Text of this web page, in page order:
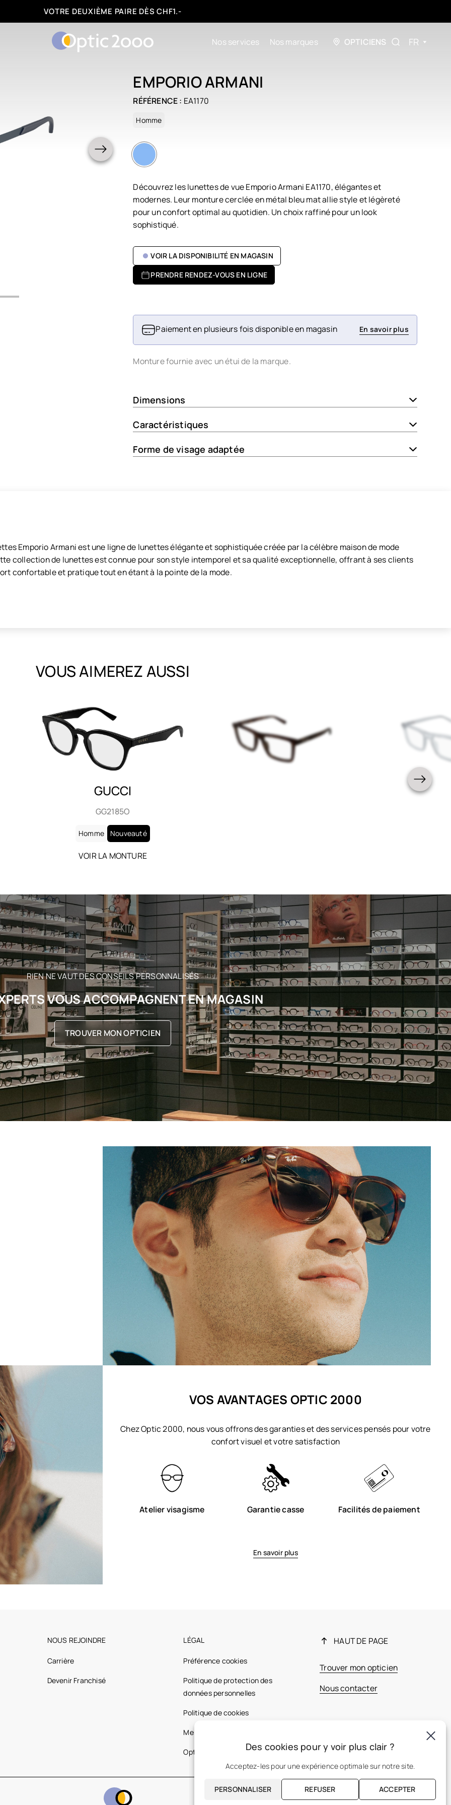
FACILITÉS DE PAIEMENT : 3, 6 OU 12 FOIS
Nos services Nos marques OPTICIENS FR
EMPORIO ARMANI
RÉFÉRENCE : EA1170
Homme
Découvrez les lunettes de vue Emporio Armani EA1170, élégantes et
modernes. Leur monture cerclée en métal bleu mat allie style et légèreté
pour un confort optimal au quotidien. Un choix raffiné pour un look
sophistiqué.
VOIR LA DISPONIBILITÉ EN MAGASIN
PRENDRE RENDEZ-VOUS EN LIGNE
Paiement en plusieurs fois disponible en magasin En savoir plus
Monture fournie avec un étui de la marque.
Dimensions
Caractéristiques
Forme de visage adaptée
Emporio Armani est une ligne de lunettes élégante et sophistiquée créée par la célèbre maison de mode
collection de lunettes est connue pour son style intemporel et sa qualité exceptionnelle, offrant à ses clients
confortable et pratique tout en étant à la pointe de la mode.
VOUS AIMEREZ AUSSI
SAINT LAURENT
SL 906
Homme Nouveauté
VOIR LA MONTURE
RIEN NE VAUT DES CONSEILS PERSONNALISÉS
VOUS ACCOMPAGNENT EN MAGASIN
TROUVER MON OPTICIEN
VOS AVANTAGES OPTIC 2000
Chez Optic 2000, nous vous offrons des garanties et des services pensés pour votre
confort visuel et votre satisfaction
Atelier visagisme Garantie casse Facilités de paiement
En savoir plus
NOUS REJOINDRE
Carrière
Devenir Franchisé
LÉGAL
Préférence cookies
Politique de protection des
données personnelles
Politique de cookies
Mentions légales
Optic 2000 France
HAUT DE PAGE
Trouver mon opticien
Nous contacter
FR
Des cookies pour y voir plus clair ?
Acceptez-les pour une expérience optimale sur notre site.
ACCEPTER
REFUSER
PERSONNALISER